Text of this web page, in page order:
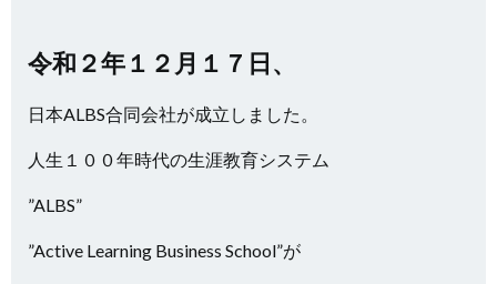
令和２年１２月１７日、
日本ALBS合同会社が成立しました。
人生１００年時代の生涯教育システム
”ALBS”
”Active Learning Business School”が